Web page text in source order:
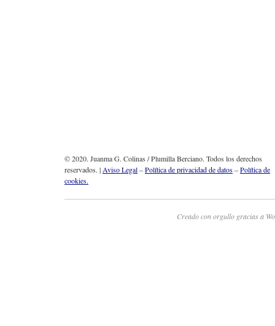
© 2020. Juanma G. Colinas / Plumilla Berciano. Todos los derechos
reservados. |Aviso Legal–Política de privacidad de datos–Política de
cookies.
Creado con orgullo gracias a